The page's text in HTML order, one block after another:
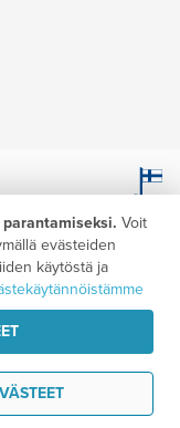
Voit
evästeiden
käytöstä ja